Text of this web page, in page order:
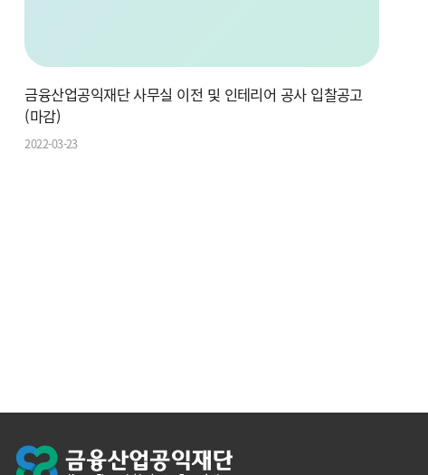
금융산업공익재단 사무실 이전 및 인테리어 공사 입찰공고
(마감)
2022-03-23